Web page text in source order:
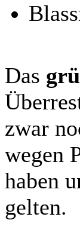
Das
zwar
wegen
haben
gelten.